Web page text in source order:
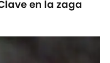
en la zaga